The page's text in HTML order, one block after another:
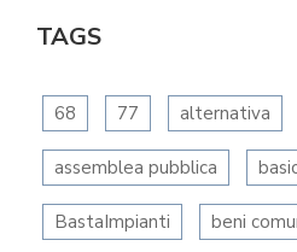
TAGS
68 77 alternativa
assemblea pubblica
BastaImpianti beni